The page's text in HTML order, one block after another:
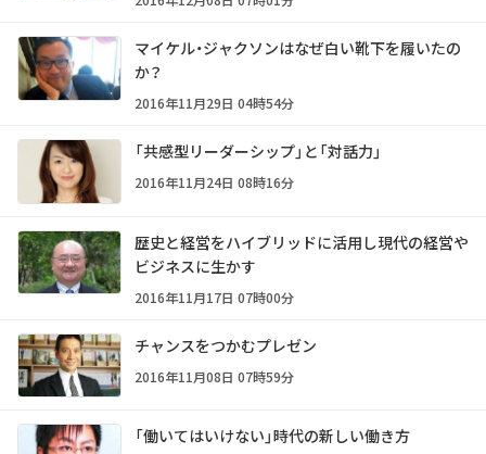
マイケル・ジャクソンはなぜ白い靴下を履いたの
か？
2016年11月29日 04時54分
「共感型リーダーシップ」と「対話力」
2016年11月24日 08時16分
歴史と経営をハイブリッドに活用し現代の経営や
ビジネスに生かす
2016年11月17日 07時00分
チャンスをつかむプレゼン
2016年11月08日 07時59分
「働いてはいけない」時代の新しい働き方